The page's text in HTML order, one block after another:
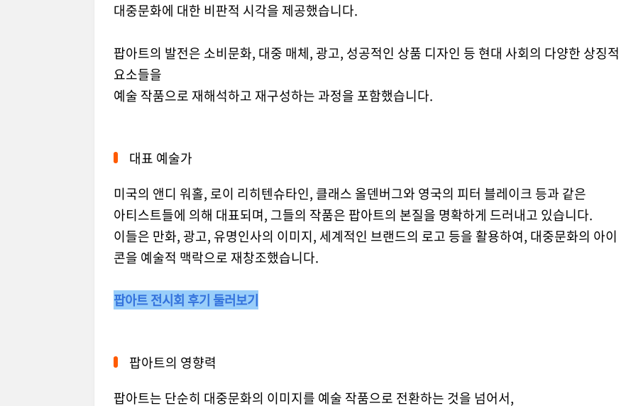
대중문화에 대한 비판적 시각을 제공했습니다.
팝아트의 발전은 소비문화, 대중 매체, 광고, 성공적인 상품 디자인 등 현대 사회의 다양한 상징적
요소들을
예술 작품으로 재해석하고 재구성하는 과정을 포함했습니다.
대표 예술가
미국의 앤디 워홀, 로이 리히텐슈타인, 클래스 올덴버그와 영국의 피터 블레이크 등과 같은
아티스트들에 의해 대표되며, 그들의 작품은 팝아트의 본질을 명확하게 드러내고 있습니다.
이들은 만화, 광고, 유명인사의 이미지, 세계적인 브랜드의 로고 등을 활용하여, 대중문화의 아이
콘을 예술적 맥락으로 재창조했습니다.
팝아트 전시회 후기 둘러보기
팝아트의 영향력
팝아트는 단순히 대중문화의 이미지를 예술 작품으로 전환하는 것을 넘어서,